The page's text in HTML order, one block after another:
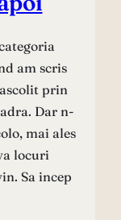
am scris
prin
Dar n-
mai ales
locuri
Sa incep